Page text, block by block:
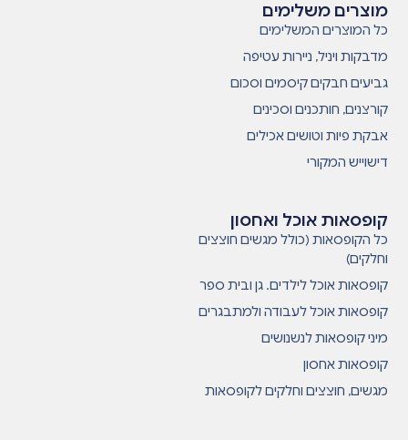
קופסאות אוכל ואחסון
כל הקופסאות (כולל מגשים חוצצים
וחלקים)
קופסאות אוכל לילדים. גן ובית ספר
קופסאות אוכל לעבודה ולמתבגרים
מיני קופסאות לנשנושים
קופסאות אחסון
מגשים, חוצצים וחלקים לקופסאות
מוצרים משלימים
כל המוצרים המשלימים
מדבקות ויניל, ניירות עטיפה
גביעים חבקים קיסמים וסכום
קורצנים, חותכנים וסכינים
אבקת פיות וטושים אכילים
דישוייש המקורי